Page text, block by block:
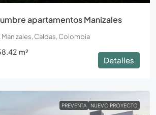
apartamentos Manizales
Caldas, Colombia
m²
Detalles
PREVENTA NUEVO PROYECTO